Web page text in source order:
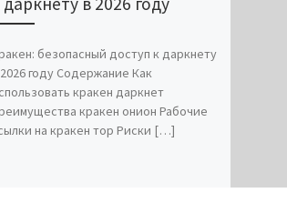
безопасный доступ к даркнету
году Содержание Как
кракен даркнет
кракен онион Рабочие
на кракен тор Риски […]